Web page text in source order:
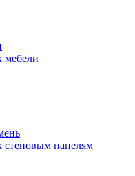
мебели
панелям